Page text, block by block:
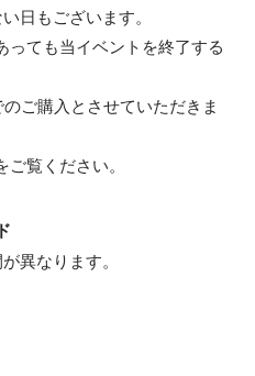
日もございます。
ても当イベントを終了する
ご購入とさせていただきま
覧ください。
異なります。